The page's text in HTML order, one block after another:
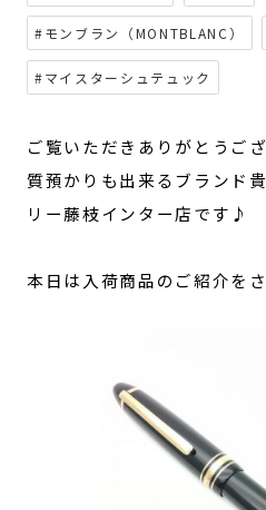
#モンブラン（MONTBLANC）
#マイスターシュテュック
ご覧いただきありがとうご
質預かりも出来るブランド
リー藤枝インター店です♪
本日は入荷商品のご紹介を